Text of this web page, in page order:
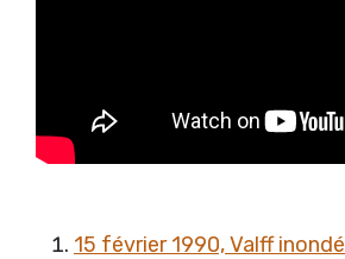
15 février 1990, Valff inondé